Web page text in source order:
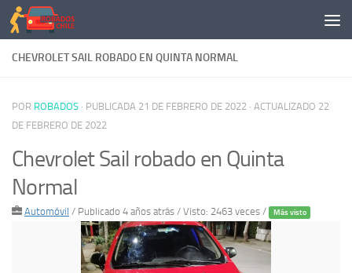
Saltar al contenido
CHEVROLET SAIL ROBADO EN QUINTA NORMAL
POR ROBADOS · PUBLICADA 21 DE FEBRERO DE 2022 · ACTUALIZADO 22
DE FEBRERO DE 2022
Chevrolet Sail robado en Quinta
Normal
Automóvil / Publicado 4 años atrás / Visto: 2463 veces / Más visto